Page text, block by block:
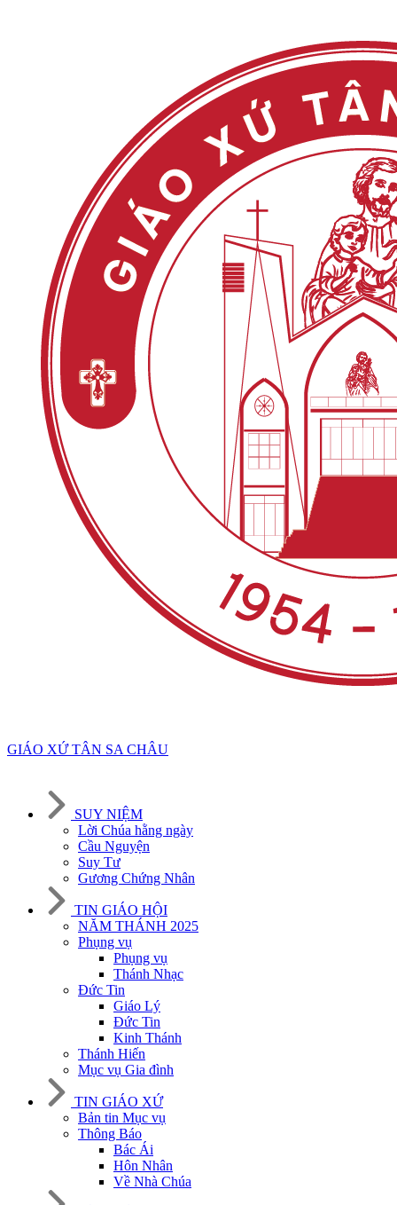
GIÁO XỨ TÂN SA CHÂU
SUY NIỆM
Lời Chúa hằng ngày
Cầu Nguyện
Suy Tư
Gương Chứng Nhân
TIN GIÁO HỘI
NĂM THÁNH 2025
Phụng vụ
Phụng vụ
Thánh Nhạc
Đức Tin
Giáo Lý
Đức Tin
Kinh Thánh
Thánh Hiến
Mục vụ Gia đình
TIN GIÁO XỨ
Bản tin Mục vụ
Thông Báo
Bác Ái
Hôn Nhân
Về Nhà Chúa